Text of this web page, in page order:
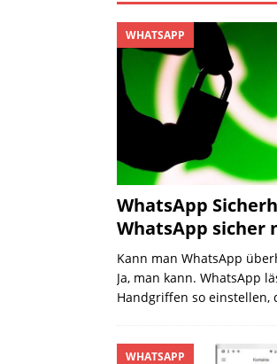
WhatsApp
WhatsApp sicher
WHATSAPP
Kann man WhatsApp
Ja, man kann. WhatsApp
Handgriffen so einstellen,
WHATSAPP